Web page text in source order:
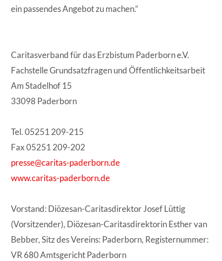
ein passendes Angebot zu machen.“
Caritasverband für das Erzbistum Paderborn e.V.
Fachstelle Grundsatzfragen und Öffentlichkeitsarbeit
Am Stadelhof 15
33098 Paderborn
Tel. 05251 209-215
Fax 05251 209-202
presse@caritas-paderborn.de
www.caritas-paderborn.de
Vorstand: Diözesan-Caritasdirektor Josef Lüttig
(Vorsitzender), Diözesan-Caritasdirektorin Esther van
Bebber, Sitz des Vereins: Paderborn, Registernummer:
VR 680 Amtsgericht Paderborn